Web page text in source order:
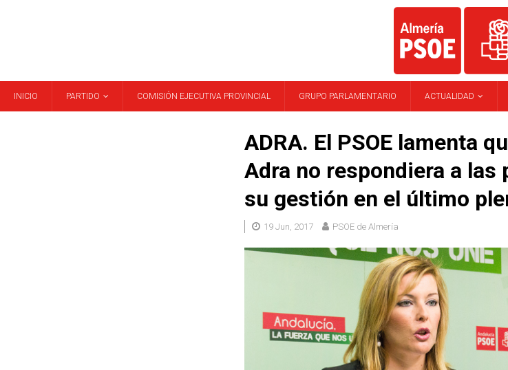
INICIO PARTIDO COMISIÓN EJECUTIVA PROVINCIAL GRUPO PARLAMENTARIO ACTUALIDAD
ADRA. El PSOE lamenta
Adra no respondiera a las
su gestión en el último
19 Jun, 2017 PSOE de Almería